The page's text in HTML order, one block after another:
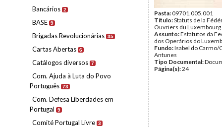
Bancários 2
BASE 9
Brigadas Revolucionárias 35
Cartas Abertas 6
Catálogos diversos 7
Com. Ajuda à Luta do Povo
Português 73
Com. Defesa Liberdades em
Portugal
9
Comité Portugal Livre 3
Pasta:09701.005.001
Título:Statuts de la
Ouvriers du Luxembourg
Assunto:Estatutos da
dos Operários do
Fundo:Isabel do Carmo/
Antunes
Tipo Documental:
Página(s):24